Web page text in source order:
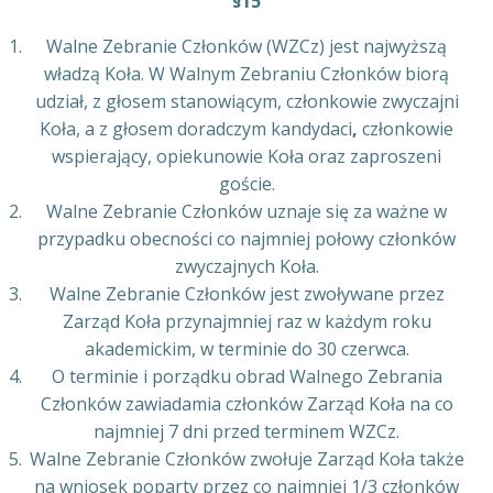
Walne Zebranie Członków (WZCz) jest najwyższą
władzą Koła. W Walnym Zebraniu Członków biorą
udział, z głosem stanowiącym, członkowie zwyczajni
Koła, a z głosem doradczym kandydaci, członkowie
wspierający, opiekunowie Koła oraz zaproszeni
goście.
Walne Zebranie Członków uznaje się za ważne w
przypadku obecności co najmniej połowy członków
zwyczajnych Koła.
Walne Zebranie Członków jest zwoływane przez
Zarząd Koła przynajmniej raz w każdym roku
akademickim, w terminie do 30 czerwca.
O terminie i porządku obrad Walnego Zebrania
Członków zawiadamia członków Zarząd Koła na co
najmniej 7 dni przed terminem WZCz.
Walne Zebranie Członków zwołuje Zarząd Koła także
na wniosek poparty przez co najmniej 1/3 członków